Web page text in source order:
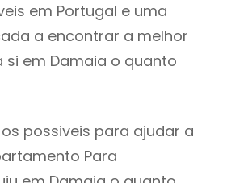
em Portugal e uma
a encontrar a melhor
si em Damaia o quanto
possiveis para ajudar a
Para